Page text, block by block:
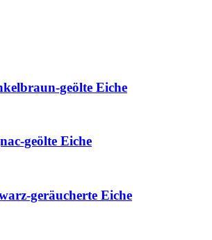
geölte Eiche
geölte Eiche
geräucherte Eiche